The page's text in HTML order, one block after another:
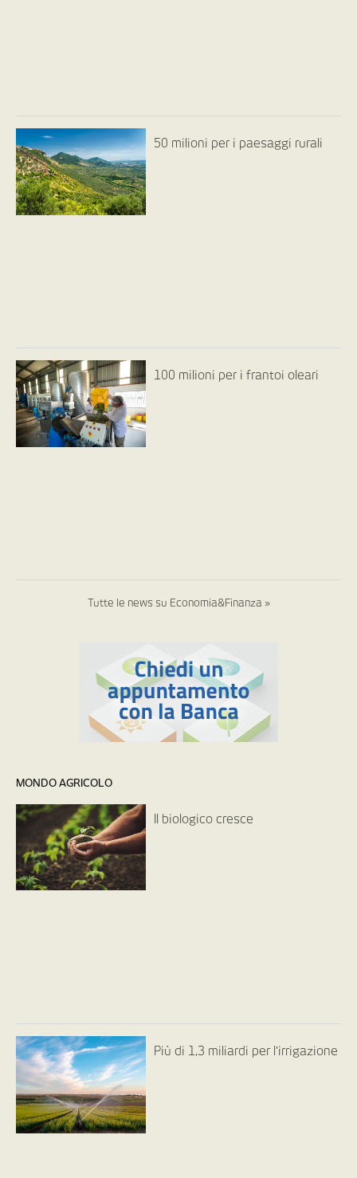
50 milioni per i paesaggi rurali
100 milioni per i frantoi oleari
Tutte le news su Economia&Finanza »
MONDO AGRICOLO
Il biologico cresce
Più di 1,3 miliardi per l’irrigazione